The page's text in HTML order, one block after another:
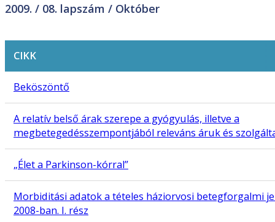
2009. / 08. lapszám / Október
CIKK
Beköszöntő
A relatív belső árak szerepe a gyógyulás, illetve a
megbetegedésszempontjából releváns áruk és
„Élet a Parkinson-kórral”
Morbiditási adatok a tételes háziorvosi betegforgalmi
2008-ban. I. rész